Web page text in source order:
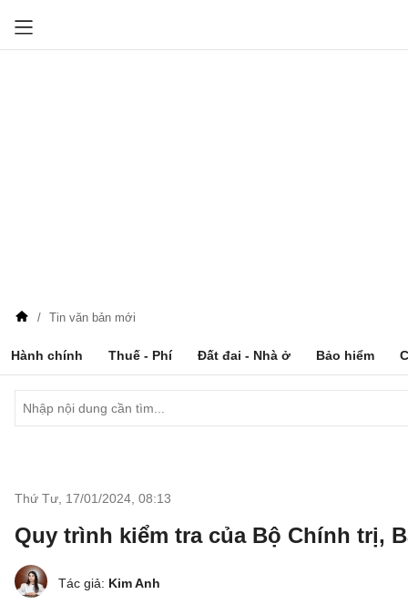
Tin văn bản mới
Hành chính Thuế - Phí Đất đai - Nhà ở Bảo hiểm
Thứ Tư, 17/01/2024 08:13
Quy trình kiểm tra của Bộ Chính trị,
Tác giả: Kim Anh